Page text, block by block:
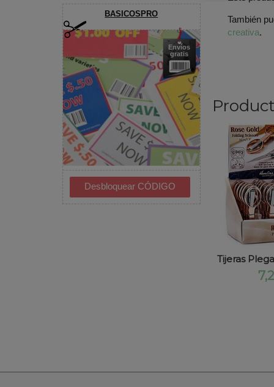
BASICOSPRO
Envíos
gratis
También
creativa.
Tijeras